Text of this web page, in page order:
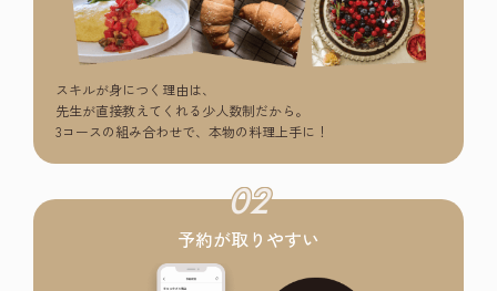
スキルが身につく理由は、
先生が直接教えてくれる少人数制だから。
3コースの組み合わせで、本物の料理上手に！
02
予約が取りやすい